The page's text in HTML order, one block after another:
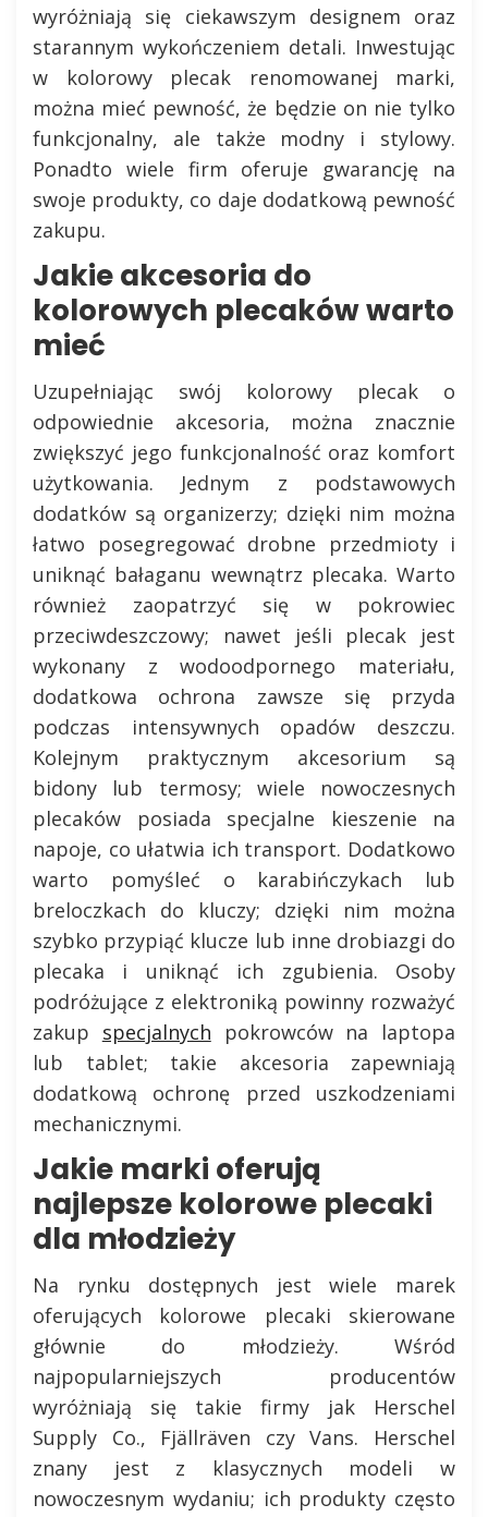
wyróżniają się ciekawszym designem oraz
starannym wykończeniem detali. Inwestując
w kolorowy plecak renomowanej marki,
można mieć pewność, że będzie on nie tylko
funkcjonalny, ale także modny i stylowy.
Ponadto wiele firm oferuje gwarancję na
swoje produkty, co daje dodatkową pewność
zakupu.
Jakie akcesoria do
kolorowych plecaków warto
mieć
Uzupełniając swój kolorowy plecak o
odpowiednie akcesoria, można znacznie
zwiększyć jego funkcjonalność oraz komfort
użytkowania. Jednym z podstawowych
dodatków są organizerzy; dzięki nim można
łatwo posegregować drobne przedmioty i
uniknąć bałaganu wewnątrz plecaka. Warto
również zaopatrzyć się w pokrowiec
przeciwdeszczowy; nawet jeśli plecak jest
wykonany z wodoodpornego materiału,
dodatkowa ochrona zawsze się przyda
podczas intensywnych opadów deszczu.
Kolejnym praktycznym akcesorium są
bidony lub termosy; wiele nowoczesnych
plecaków posiada specjalne kieszenie na
napoje, co ułatwia ich transport. Dodatkowo
warto pomyśleć o karabińczykach lub
breloczkach do kluczy; dzięki nim można
szybko przypiąć klucze lub inne drobiazgi do
plecaka i uniknąć ich zgubienia. Osoby
podróżujące z elektroniką powinny rozważyć
zakup specjalnych pokrowców na laptopa
lub tablet; takie akcesoria zapewniają
dodatkową ochronę przed uszkodzeniami
mechanicznymi.
Jakie marki oferują
najlepsze kolorowe plecaki
dla młodzieży
Na rynku dostępnych jest wiele marek
oferujących kolorowe plecaki skierowane
głównie do młodzieży. Wśród
najpopularniejszych producentów
wyróżniają się takie firmy jak Herschel
Supply Co., Fjällräven czy Vans. Herschel
znany jest z klasycznych modeli w
nowoczesnym wydaniu; ich produkty często